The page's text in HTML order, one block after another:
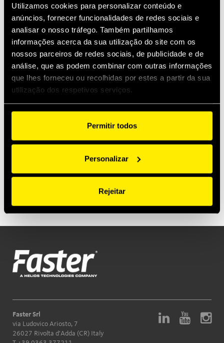
Utilizamos cookies para personalizar conteúdo e
anúncios, fornecer funcionalidades de redes sociais e
analisar o nosso tráfego. Também partilhamos
informações acerca da sua utilização do site com os
nossos parceiros de redes sociais, de publicidade e de
análise, que as podem combinar com outras informações
que lhes forneceu ou recolhidas por estes a partir da sua
utilização dos respetivos serviços.
Permitir todos
Personalizar
Rejeitar
Injection moulding is a manufacturing process
for producing parts by injecting molten material
into a mould. Here's an example of use of manual
decompression valves for relieving residual
pressure before connecting or disconnecting
hydraulic lines of an injection moulding machine
through quick release couplings not equipped
with a pressure relief system.
Product Series
Faster Srl
via Ludovico Ariosto, 7
26027 Rivolta d'Adda (CR) Italy